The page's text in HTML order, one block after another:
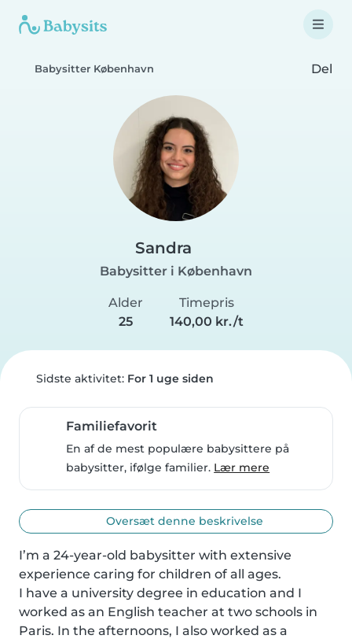
Babysitter København Del
Sandra
Babysitter i København
Alder
25
Timepris
140,00 kr./t
Sidste aktivitet: For 1 uge siden
Familiefavorit
En af de mest populære babysittere på
babysitter, ifølge familier. Lær mere
Oversæt denne beskrivelse
I’m a 24-year-old babysitter with extensive
experience caring for children of all ages.
I have a university degree in education and I
worked as an English teacher at two schools in
Paris. In the afternoons, I also worked as a